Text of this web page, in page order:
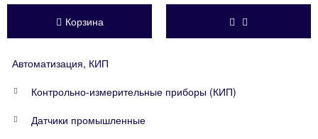
Корзина
Автоматизация, КИП
Контрольно-измерительные приборы (КИП)
Датчики промышленные